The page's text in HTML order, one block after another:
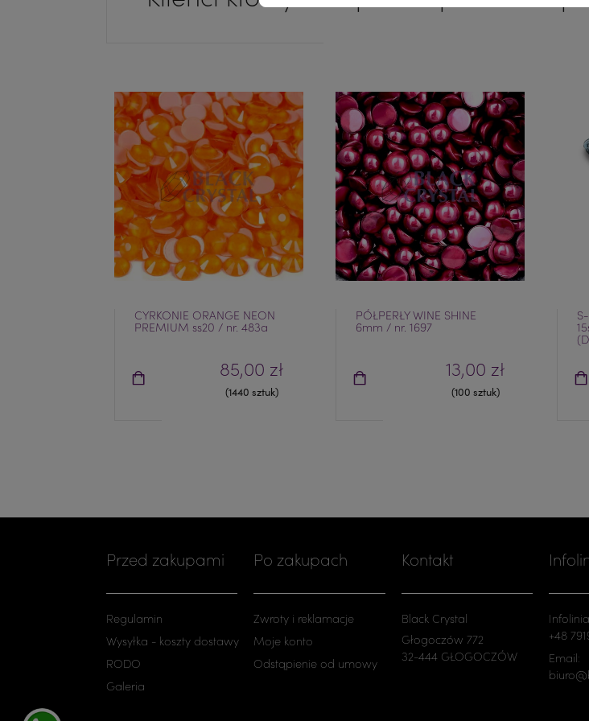
CYRKONIE ORANGE NEON
PREMIUM ss20 / nr. 483a
85,00 zł
(1440 sztuk)
PÓŁPERŁY WINE SHINE
6mm / nr. 1697
13,00 zł
(100 sztuk)
Przed zakupami
Regulamin
Wysyłka - koszty dostawy
RODO
Galeria
Po zakupach
Zwroty i reklamacje
Moje konto
Odstąpienie od umowy
Kontakt
Black Crystal
Głogoczów 772
32-444 GŁOGOCZÓW
+48
Email: